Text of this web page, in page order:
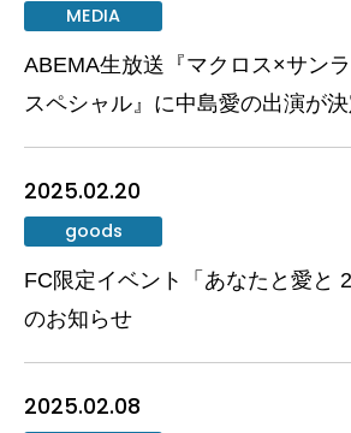
MEDIA
ABEMA生放送『マクロス×サン
スペシャル』に中島愛の出演が決
2025.02.20
goods
FC限定イベント「あなたと愛と
のお知らせ
2025.02.08